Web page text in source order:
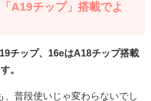
A19チップ」搭載でよ
チップ、16eはA18チップ搭載
。
、普段使いじゃ変わらないでし